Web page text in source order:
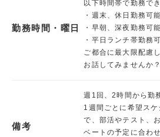
勤務時間・曜日
以下時間帯で勤務で
・週末、休日勤務可
・早朝、深夜勤務可
・平日ランチ帯勤務
ご都合に最大限配慮
お話してみませんか
備考
週1回、2時間から勤
1週間ごとに希望ス
で、部活やテスト、
ベートの予定に合わ